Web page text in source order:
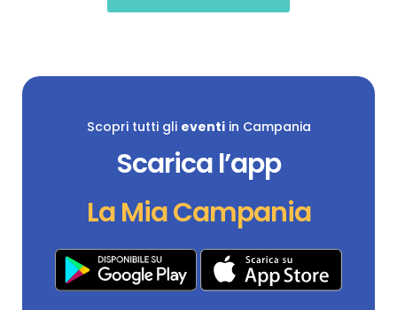
Scopri tutti gli eventiin Campania
Scarica l’app
La Mia Campania